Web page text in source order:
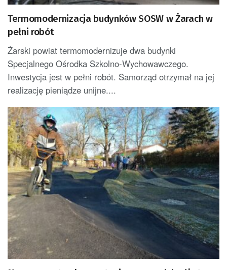
Termomodernizacja budynków SOSW w Żarach w
pełni robót
Żarski powiat termomodernizuje dwa budynki
Specjalnego Ośrodka Szkolno-Wychowawczego.
Inwestycja jest w pełni robót. Samorząd otrzymał na jej
realizację pieniądze unijne....